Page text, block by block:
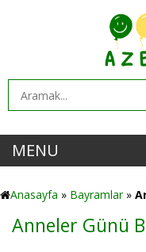
MENU
Anasayfa » Bayramlar»
Anneler Günü